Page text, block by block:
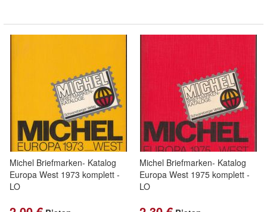
Michel Briefmarken- Katalog
Europa West 1973 komplett -
LO
Michel Briefmarken- Katalog
Europa West 1975 komplett -
LO